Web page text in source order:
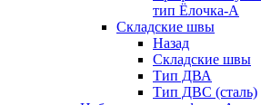
тип Ёлочка-А
Складские швы
Назад
Складские швы
Тип ДВА
Тип ДВС (сталь)